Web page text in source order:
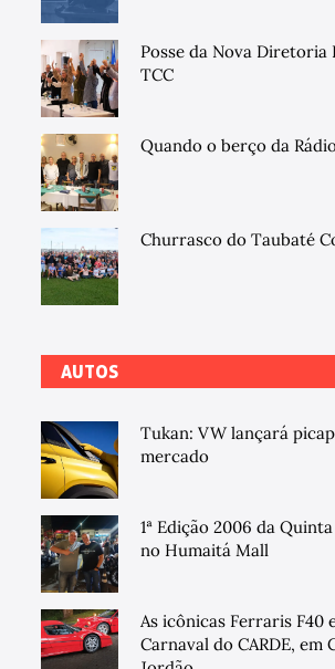
Posse da Nova Diretoria
TCC
Quando o berço da
Churrasco do Taubaté
AUTOS
Tukan: VW lançará
mercado
1ª Edição 2006 da
no Humaitá Mall
As icônicas Ferraris F40
Carnaval do CARDE, em